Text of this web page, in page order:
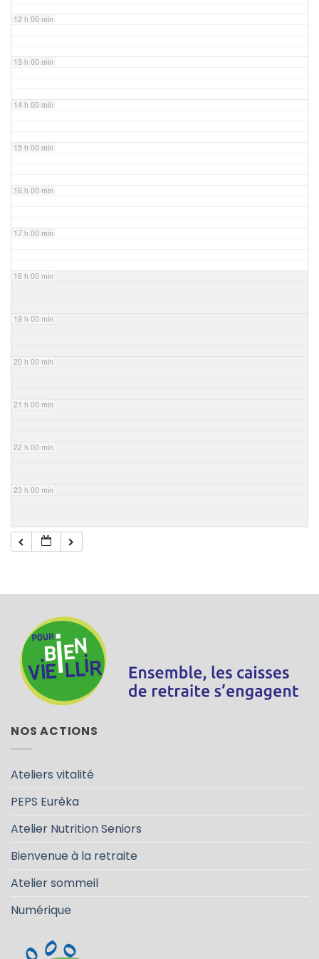
12 h 00 min
13 h 00 min
14 h 00 min
15 h 00 min
16 h 00 min
17 h 00 min
18 h 00 min
19 h 00 min
20 h 00 min
21 h 00 min
22 h 00 min
23 h 00 min
NOS ACTIONS
Ateliers vitalité
PEPS Eurêka
Atelier Nutrition Seniors
Bienvenue à la retraite
Atelier sommeil
Numérique